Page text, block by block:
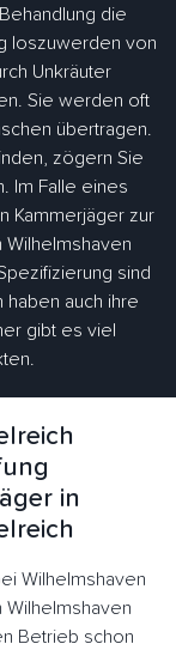
die
loszuwerden von
Unkräuter
Sie werden oft
übertragen.
zögern Sie
Im Falle eines
Kammerjäger zur
Wilhelmshaven
sind
haben auch ihre
gibt es viel
in
Wilhelmshaven
Wilhelmshaven
Betrieb schon